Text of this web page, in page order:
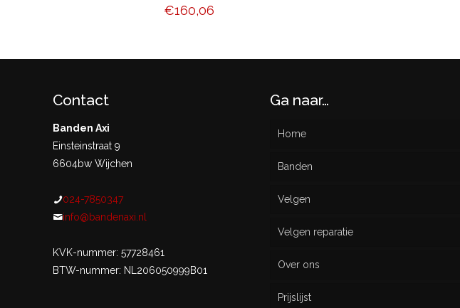
€160,06
Contact
Banden Axi
Einsteinstraat 9
6604bw Wijchen
024-7850347
info@bandenaxi.nl
KVK-nummer: 57728461
BTW-nummer: NL206050999B01
Ga naar…
Home
Banden
Nieuw
Gebruikt
Velgen
Velgen reparatie
Over ons
Prijslijst